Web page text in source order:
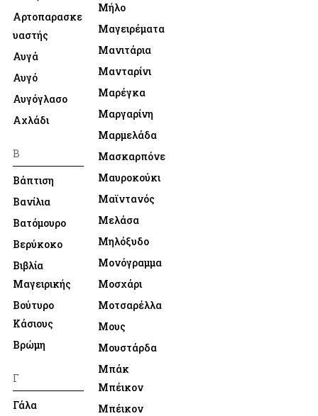
Αρτοπαρασκε
υαστής
Αυγά
Αυγό
Αυγόγλασο
Αχλάδι
Β
Βάπτιση
Βανίλια
Βατόμουρο
Βερύκοκο
Βιβλία
Μαγειρικής
Βούτυρο
Κάσιους
Βρώμη
Γ
Γάλα
Μήλο
Μαγειρέματα
Μανιτάρια
Μανταρίνι
Μαρέγκα
Μαργαρίνη
Μαρμελάδα
Μασκαρπόνε
Μαυροκούκι
Μαϊντανός
Μελάσα
Μηλόξυδο
Μονόγραμμα
Μοσχάρι
Μοτσαρέλλα
Μους
Μουστάρδα
Μπάκ
Μπέικον
Μπέικον